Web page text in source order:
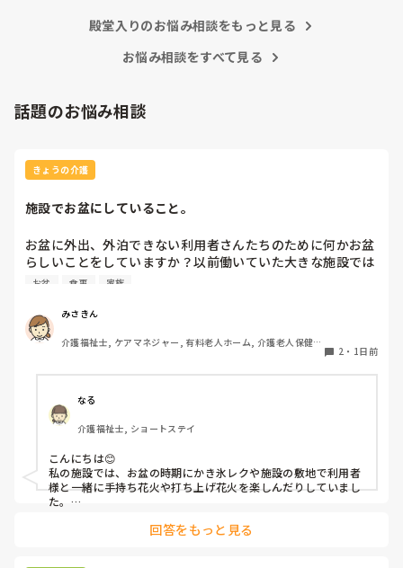
殿堂入りのお悩み相談をもっと見る
お悩み相談をすべて見る
話題のお悩み相談
きょうの介護
施設でお盆にしていること。
お盆に外出、外泊できない利用者さんたちのために何かお盆
らしいことをしていますか？以前働いていた大きな施設では
実際に住職さんを呼びご焼香できるようにそれ用のスペース
族が面会に来る…などでした。お盆まであと少しです。何か
していることがあればぜひシェアよろしくお願いします。
お盆 食事 家族
みさきん
介護福祉士, ケアマネジャー, 有料老人ホーム, 介護老人保健施
2 ・ 1日前
なる
介護福祉士, ショートステイ
こんにちは😊
私の施設では、お盆の時期にかき氷レクや施設の敷地で利用者
様と一緒に手持ち花火や打ち上げ花火を楽しんだりしていまし
た。
利用者様にとっても良い経験にもなりますね！
回答をもっと見る